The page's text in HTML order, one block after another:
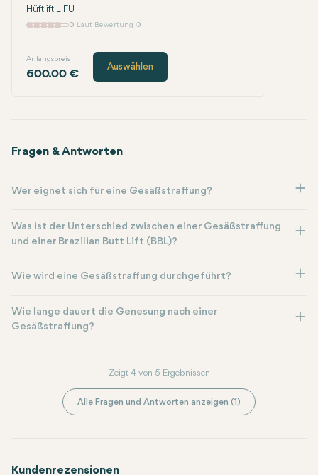
Hüftlift LIFU
0 Laut Bewertung 0
Anfangspreis
600.00 €
Auswählen
Fragen & Antworten
Wer eignet sich für eine Gesäßstraffung?
Was ist der Unterschied zwischen einer Gesäßstraffung
und einer Brazilian Butt Lift (BBL)?
Wie wird eine Gesäßstraffung durchgeführt?
Wie lange dauert die Genesung nach einer
Gesäßstraffung?
Zeigt 4 von 5 Ergebnissen
Alle Fragen und Antworten anzeigen (1)
Kundenrezensionen